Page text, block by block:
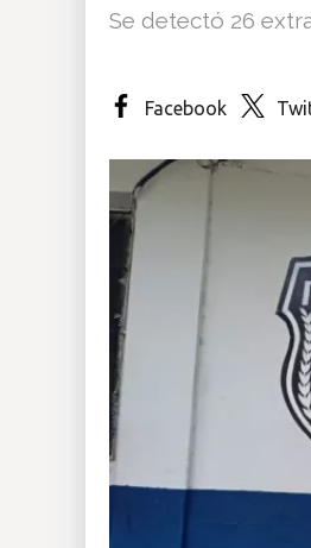
Se detectó 26
Facebook